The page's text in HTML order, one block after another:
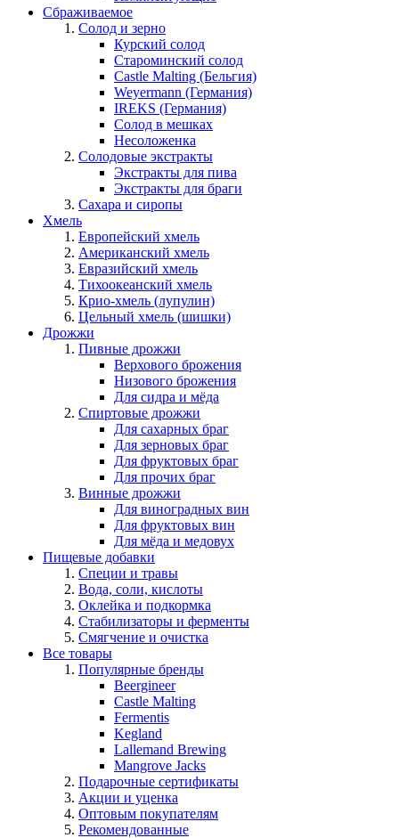
Сбраживаемое
Солод и зерно
Курский солод
Староминский солод
Castle Malting (Бельгия)
Weyermann (Германия)
IREKS (Германия)
Солод в мешках
Несоложенка
Солодовые экстракты
Экстракты для пива
Экстракты для браги
Сахара и сиропы
Хмель
Европейский хмель
Американский хмель
Евразийский хмель
Тихоокеанский хмель
Крио-хмель (лупулин)
Цельный хмель (шишки)
Дрожжи
Пивные дрожжи
Верхового брожения
Низового брожения
Для сидра и мёда
Спиртовые дрожжи
Для сахарных браг
Для зерновых браг
Для фруктовых браг
Для прочих браг
Винные дрожжи
Для виноградных вин
Для фруктовых вин
Для мёда и медовух
Пищевые добавки
Специи и травы
Вода, соли, кислоты
Оклейка и подкормка
Стабилизаторы и ферменты
Смягчение и очистка
Все товары
Популярные бренды
Beergineer
Castle Malting
Fermentis
Kegland
Lallemand Brewing
Mangrove Jacks
Подарочные сертификаты
Акции и уценка
Оптовым покупателям
Рекомендованные